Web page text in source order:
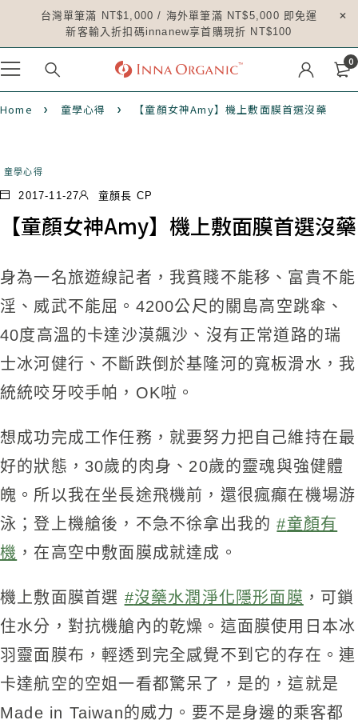
台灣單筆滿 NT$1,000 / 海外單筆滿 NT$5,000 即免運
新客輸入折扣碼innanew享首購現折 NT$100
0
Home 童學心得 【童顏女神Amy】機上敷面膜首選沒藥
童學心得
2017-11-27 童顏長 CP
【童顏女神Amy】機上敷面膜首選沒藥
身為一名旅遊線記者，我貧賤不能移、富貴不能
淫、威武不能屈。4200公尺的關島高空跳傘、
40度高溫的卡達沙漠飆沙、沒有正常道路的瑞
士冰河健行、不斷跌倒於基隆河的寬板滑水，我
統統咬牙咬手帕，OK啦。
想成功完成工作任務，就要努力把自己維持在最
好的狀態，30歲的肉身、20歲的靈魂與強健體
魄。所以我在坐長途飛機前，還很瘋癲在機場游
泳；登上機艙後，不急不徐拿出我的#童顏有
機 ，在高空中敷面膜成就達成。
機上敷面膜首選 #沒藥水潤淨化隱形面膜 ，可鎖
住水分，對抗機艙內的乾燥。這面膜使用日本冰
羽靈面膜布，輕透到完全感覺不到它的存在。連
卡達航空的空姐一看都驚呆了，是的，這就是
Made in Taiwan的威力。要不是身邊的乘客都